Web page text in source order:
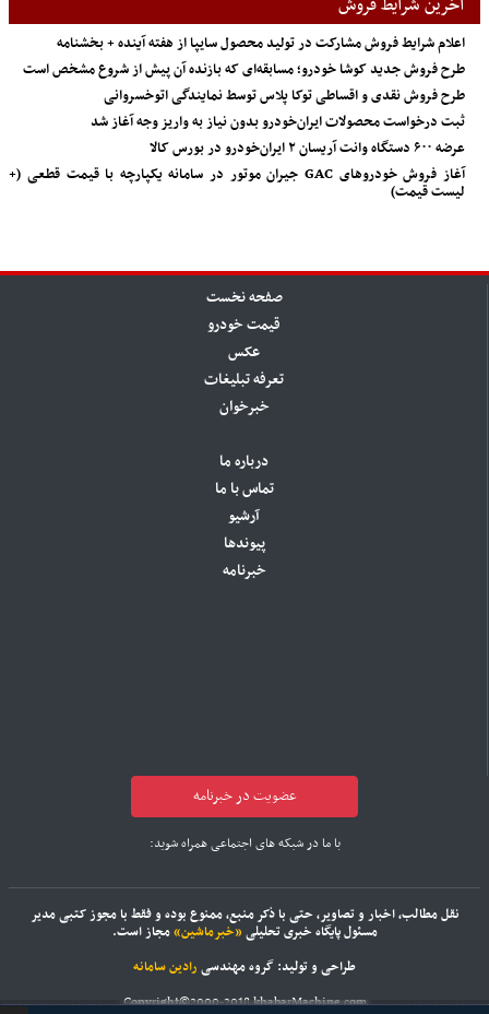
اعلام شرایط فروش مشارکت در تولید محصول سایپا از هفته آینده + بخشنامه
طرح فروش جدید کوشا خودرو؛ مسابقه‌ای که بازنده آن پیش از شروع مشخص است
طرح فروش نقدی و اقساطی توکا پلاس توسط نمایندگی اتوخسروانی
ثبت درخواست محصولات ایران‌خودرو بدون نیاز به واریز وجه آغاز شد
عرضه ۶۰۰ دستگاه وانت آریسان ۲ ایران‌خودرو در بورس کالا
آغاز فروش خودروهای GAC جیران موتور در سامانه یکپارچه با قیمت قطعی (+
لیست قیمت)
صفحه نخست
قیمت خودرو
عکس
تعرفه تبلیغات
خبرخوان
درباره ما
تماس با ما
آرشیو
پیوندها
خبرنامه
عضویت در خبرنامه
با ما در شبکه های اجتماعی همراه شوید:
نقل مطالب، اخبار و تصاویر، حتی با ذکر منبع، ممنوع بوده و فقط با مجوز کتبی مدیر
مسئول پایگاه خبری تحلیلی «خبرماشین»مجاز است.
طراحی و تولید: گروه مهندسی رادین سامانه
Copyright©2000-2018 khabarMachine.com